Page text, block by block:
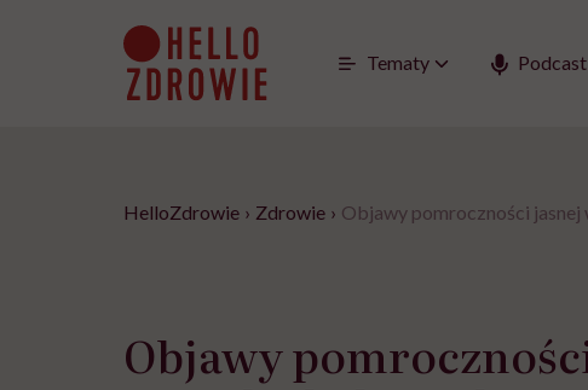
Tematy Podcast
HelloZdrowie › Zdrowie › Objawy pomroczności jasnej
Objawy